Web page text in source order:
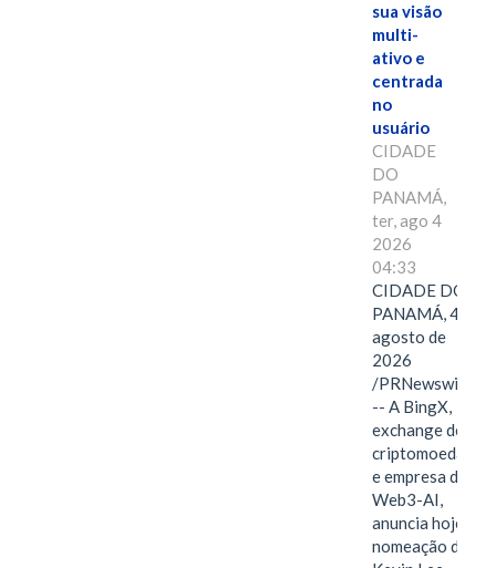
sua visão
multi-
ativo e
centrada
no
usuário
CIDADE
DO
PANAMÁ,
ter, ago 4
2026
04:33
CIDADE DO
PANAMÁ, 4 de
agosto de
2026
/PRNewswire/
-- A BingX,
exchange de
criptomoedas
e empresa de
Web3-AI,
anuncia hoje a
nomeação de